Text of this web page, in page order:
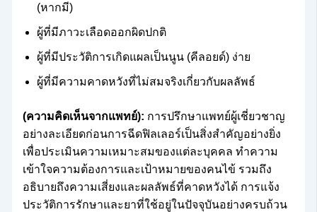
(หากมี)
ผู้ที่มีภาวะเลือดออกผิดปกติ
ผู้ที่มีประวัติการเกิดแผลเป็นนูน (คีลอยด์) ง่าย
ผู้ที่มีความคาดหวังที่ไม่สมจริงเกี่ยวกับผลลัพธ์
(ความคิดเห็นจากแพทย์): การปรึกษาแพทย์ผู้เชี่ยวชาญ
อย่างละเอียดก่อนการฉีดฟิลเลอร์เป็นสิ่งสำคัญอย่างยิ่ง
เพื่อประเมินความเหมาะสมของแต่ละบุคคล ทำความ
เข้าใจความต้องการและเป้าหมายของคนไข้ รวมถึง
อธิบายถึงความเสี่ยงและผลลัพธ์ที่คาดหวังได้ การแจ้ง
ประวัติการรักษาและยาที่ใช้อยู่ในปัจจุบันอย่างครบถ้วน